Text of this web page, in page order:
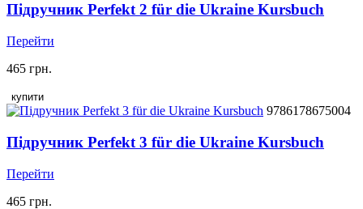
Підручник Perfekt 2 für die Ukraine Kursbuch
Перейти
465 грн.
купити
9786178675004
Підручник Perfekt 3 für die Ukraine Kursbuch
Перейти
465 грн.